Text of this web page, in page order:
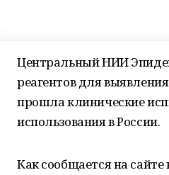
Центральный НИИ
реагентов для
прошла клинические
использования в России.
Как сообщается на сайте